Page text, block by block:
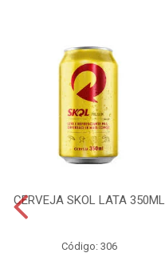
CERVEJA SKOL LATA 350ML
Código: 306